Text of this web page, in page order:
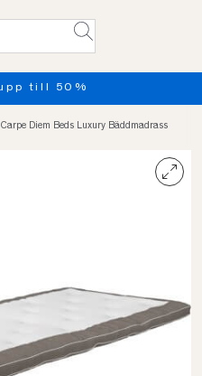
Carpe Diem Beds Luxury Bäddmadrass